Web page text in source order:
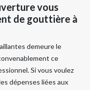
vous
de gouttière à
demeure le
ce
Si vous voulez
dépenses liées aux